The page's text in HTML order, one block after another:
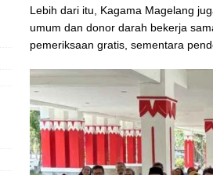
Lebih dari itu, Kagama Magelang
umum dan donor darah bekerja
pemeriksaan gratis, sementara